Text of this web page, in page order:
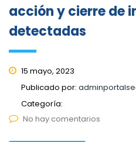
acción y cierre de
detectadas
15 mayo, 2023
Publicado por:
Categoría:
No hay comentarios